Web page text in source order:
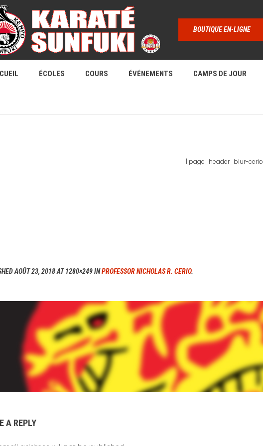
BOUTIQUE EN-LIGNE
ÉCOLES COURS ÉVÉNEMENTS CAMPS DE JOUR
| page_header_blur-cerio
AOÛT 23, 2018AT 1280×249 INPROFESSOR NICHOLAS R. CERIO.
A REPLY